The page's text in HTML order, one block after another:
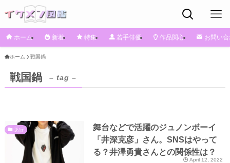
ホーム 新着 特集 若手俳優 作品関心 お問い
ホーム 戦国鍋
戦国鍋 – tag –
あ行
舞台などで活躍のジュノンボーイ
「井深克彦」さん。SNSはやって
る？井澤勇貴さんとの関係性は？
April 12, 2022